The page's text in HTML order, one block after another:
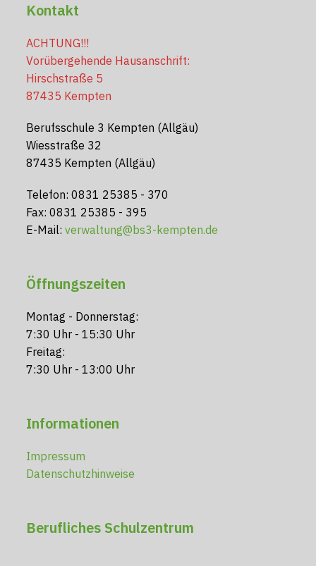
Kontakt
ACHTUNG!!!
Vorübergehende Hausanschrift:
Hirschstraße 5
87435 Kempten
Berufsschule 3 Kempten (Allgäu)
Wiesstraße 32
87435 Kempten (Allgäu)
Telefon: 0831 25385 - 370
Fax: 0831 25385 - 395
E-Mail:verwaltung@bs3-kempten.de
Öffnungszeiten
Montag - Donnerstag:
7:30 Uhr - 15:30 Uhr
Freitag:
7:30 Uhr - 13:00 Uhr
Informationen
Impressum
Datenschutzhinweise
Berufliches Schulzentrum